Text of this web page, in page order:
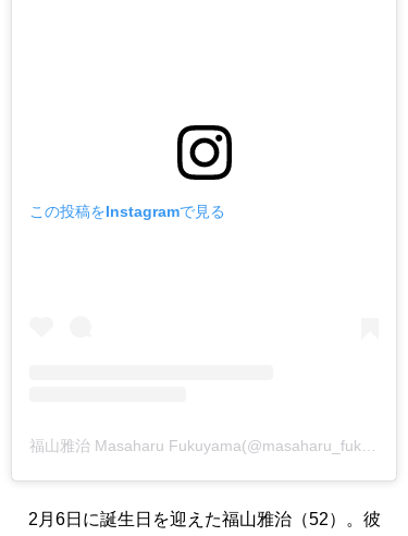
この投稿をInstagramで見る
2月6日に誕生日を迎えた福山雅治（52）。彼